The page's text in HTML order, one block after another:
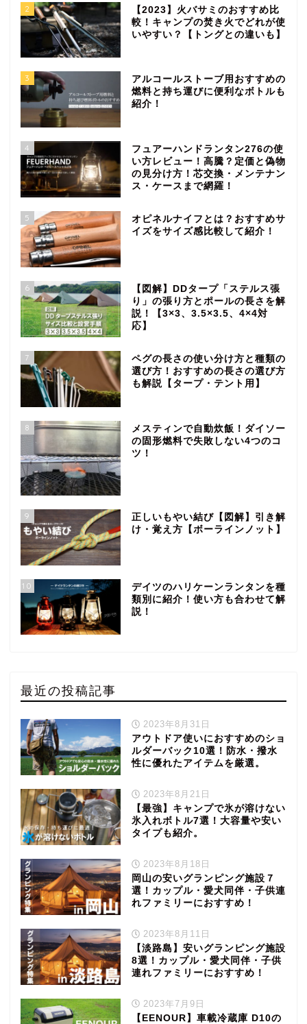
2
【2023】火バサミのおすすめ比
較！キャンプの焚き火でどれが使
いやすい？【トングとの違いも】
3
アルコールストーブ用おすすめの
燃料と持ち運びに便利なボトルも
紹介！
4
フュアーハンドランタン276の使
い方レビュー！高騰？定価と偽物
の見分け方！芯交換・メンテナン
ス・ケースまで網羅！
5
オピネルナイフとは？おすすめサ
イズをサイズ感比較して紹介！
6
【図解】DDタープ「ステルス張
り」の張り方とポールの長さを解
説！【3×3、3.5×3.5、4×4対
応】
7
ペグの長さの使い分け方と種類の
選び方！おすすめの長さの選び方
も解説【タープ・テント用】
8
メスティンで自動炊飯！ダイソー
の固形燃料で失敗しない4つのコ
ツ！
9
正しいもやい結び【図解】引き解
け・覚え方【ボーラインノット】
10
デイツのハリケーンランタンを種
類別に紹介！使い方も合わせて解
説！
最近の投稿記事
2023年8月31日
アウトドア使いにおすすめのショ
ルダーバック10選！防水・撥水
性に優れたアイテムを厳選。
2023年8月21日
【最強】キャンプで氷が溶けない
氷入れボトル7選！大容量や安い
タイプも紹介。
2023年8月18日
岡山の安いグランピング施設７
選！カップル・愛犬同伴・子供連
れファミリーにおすすめ！
2023年8月11日
【淡路島】安いグランピング施設
8選！カップル・愛犬同伴・子供
連れファミリーにおすすめ！
2023年7月9日
【EENOUR】車載冷蔵庫 D10の